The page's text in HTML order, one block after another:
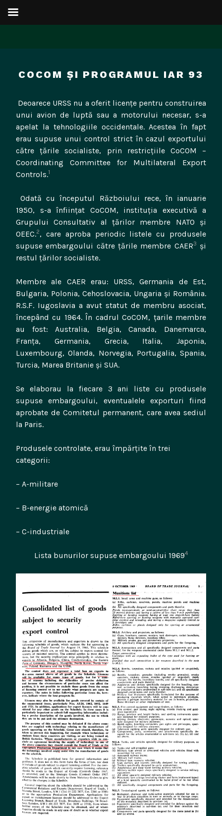
conținutCOCOM ȘI PROGRAMUL IAR 93
Deoarece URSS nu a oferit licențe pentru construirea
unui avion de luptă sau a motorului necesar, s-a
apelat la tehnologiile occidentale. Acestea în fapt
erau supuse unui control strict în cazul exportului
către țările socialiste, prin restricțiile CoCOM –
Coordinating Committee for Multilateral Export
Controls.1
Odată cu începutul Războiului rece, în ianuarie
1950, s-a înființat CoCOM, instituția executivă a
Grupului Consultativ al țărilor membre NATO și
OEEC.2, care aproba periodic listele cu produsele
supuse embargoului către țările membre CAER3 și
restul țărilor socialiste.
Membre ale CAER erau: URSS, Germania de Est,
Bulgaria, Polonia, Cehoslovacia, Ungaria și România.
R.S.F. Iugoslavia a avut statut de membru asociat,
începând cu 1964. În cadrul CoCOM, țarile membre
au fost: Australia, Belgia, Canada, Danemarca,
Franța, Germania, Grecia, Italia, Japonia,
Luxembourg, Olanda, Norvegia, Portugalia, Spania,
Turcia, Marea Britanie și SUA.
Se elaborau la fiecare 3 ani liste cu produsele
supuse embargoului, eventualele exporturi fiind
aprobate de Comitetul permanent, care avea sediul
la Paris.
Produsele controlate, erau împărțite în trei
categorii:
– A-militare
– B-energie atomică
– C-industriale
Lista bunurilor supuse embargoului 19694